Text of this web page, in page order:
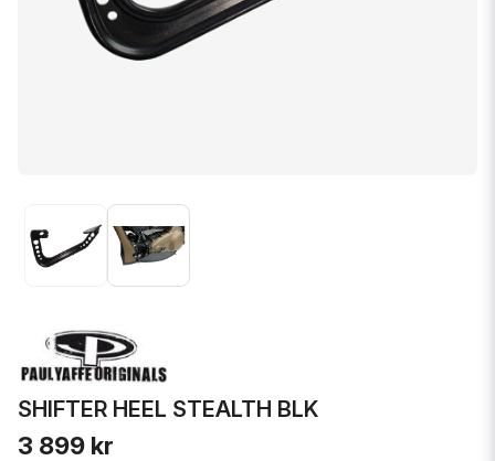
SHIFTER HEEL STEALTH BLK
3 899 kr